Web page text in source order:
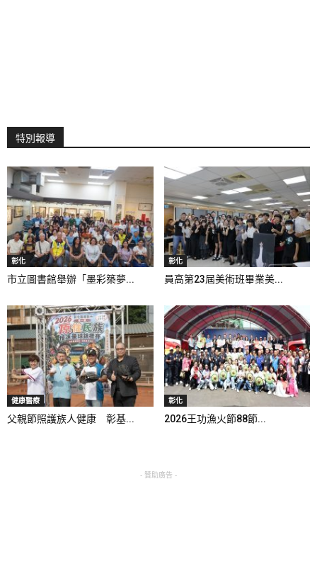
特別報導
彰化
市立圖書館舉辦「墨彩築夢...
彰化
員高第23屆美術班畢業美...
健康醫療
父親節照護族人健康 彰基...
彰化
2026王功漁火節88節...
- 贊助廣告 -